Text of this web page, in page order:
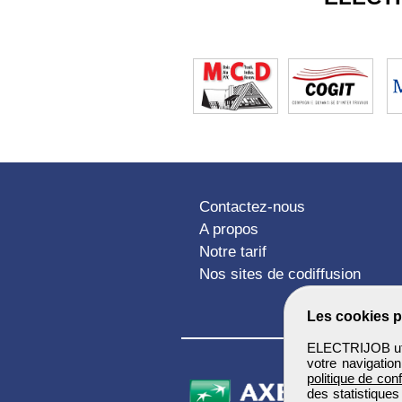
Les cookies
ELECTRIJOB
votre
politique de
des
Contactez-nous
A propos
Notre tarif
Nos sites de codiffusion